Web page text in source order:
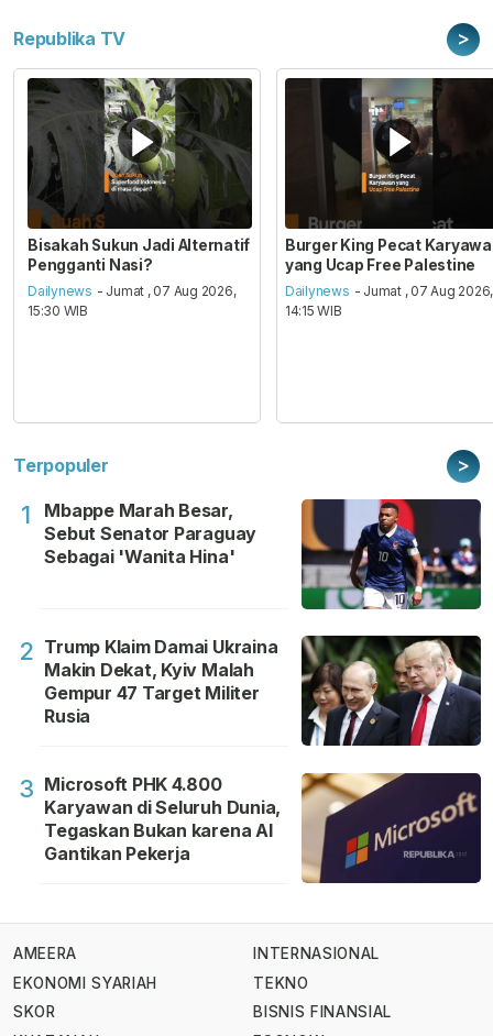
Republika TV >
Bisakah Sukun Jadi Alternatif
Pengganti Nasi?
Dailynews - Jumat , 07 Aug 2026,
15:30 WIB
Burger King Pecat
yang Ucap Free Palestine
Dailynews - Jumat , 07 Aug 2026,
14:15 WIB
Terpopuler >
1
Mbappe Marah Besar,
Sebut Senator Paraguay
Sebagai 'Wanita Hina'
2 Trump Klaim Damai Ukraina
Makin Dekat, Kyiv Malah
Gempur 47 Target Militer
Rusia
3 Microsoft PHK 4.800
Karyawan di Seluruh Dunia,
Tegaskan Bukan karena AI
Gantikan Pekerja
AMEERA
EKONOMI SYARIAH
SKOR
INTERNASIONAL
TEKNO
BISNIS FINANSIAL